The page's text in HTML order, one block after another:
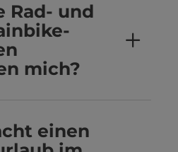
Rad- und
mich?
einen